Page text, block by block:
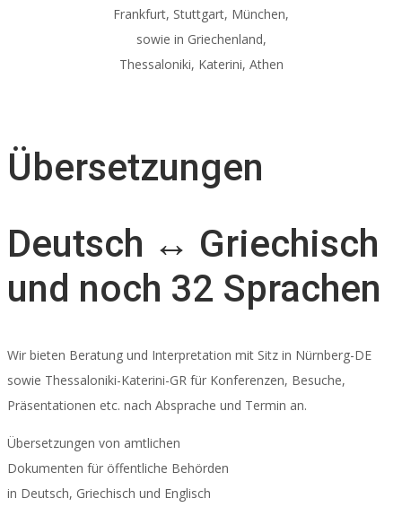
Frankfurt, Stuttgart, München,
sowie in Griechenland,
Thessaloniki, Katerini, Athen
Übersetzungen
Deutsch ↔ Griechisch
und noch 32 Sprachen
Wir bieten Beratung und Interpretation mit Sitz in Nürnberg-DE
sowie Thessaloniki-Katerini-GR für Konferenzen, Besuche,
Präsentationen etc. nach Absprache und Termin an.
Übersetzungen von amtlichen
Dokumenten für öffentliche Behörden
in Deutsch, Griechisch und Englisch